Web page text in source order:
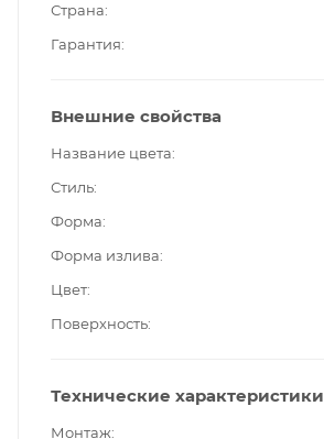
Страна
Гарантия
Внешние свойства
Название цвета
Стиль
Форма
Форма излива
Цвет
Поверхность
Технические характеристики
Монтаж